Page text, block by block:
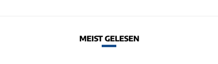
MEIST GELESEN